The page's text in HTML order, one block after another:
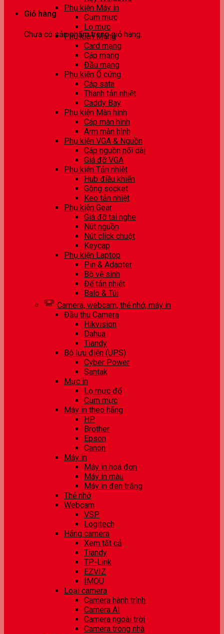
Giỏ hàng
Chưa có sản phẩm trong giỏ hàng.
Phụ kiện Máy in
Cụm mực
Lọ mực
Phụ kiện Mạng
Card mạng
Cáp mạng
Đầu mạng
Phụ kiện Ổ cứng
Cáp sata
Thanh tản nhiệt
Caddy Bay
Phụ kiện Màn hình
Cáp màn hình
Arm màn hình
Phụ kiện VGA & Nguồn
Cáp nguồn nối dài
Giá đỡ VGA
Phụ kiện Tản nhiệt
Hub điều khiển
Gông socket
Keo tản nhiệt
Phụ kiện Gear
Giá đỡ tai nghe
Nút nguồn
Nút click chuột
Keycap
Phụ kiện Laptop
Pin & Adapter
Bộ vệ sinh
Đế tản nhiệt
Balo & Túi
Camera, webcam, thẻ nhớ, máy in
Đầu thu Camera
Hikvision
Dahua
Tiandy
Bộ lưu điện (UPS)
Cyber Power
Santak
Mực in
Lọ mực đổ
Cụm mực
Máy in theo hãng
HP
Brother
Epson
Canon
Máy in
Máy in hoá đơn
Máy in màu
Máy in đen trắng
Thẻ nhớ
Webcam
VSP
Logitech
Hãng camera
Xem tất cả
Tiandy
TP-Link
EZVIZ
IMOU
Loại camera
Camera hành trình
Camera AI
Camera ngoài trời
Camera trong nhà